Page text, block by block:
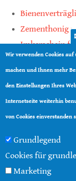
Zementhonig
Imkerschein
Kauf von
teilen
Wir verwenden Cookies
machen und Ihnen mehr
den Einstellungen Ihres
Internetseite weiterhin
von Cookies einverstanden
Grundlegend
Cookies für
Marketing